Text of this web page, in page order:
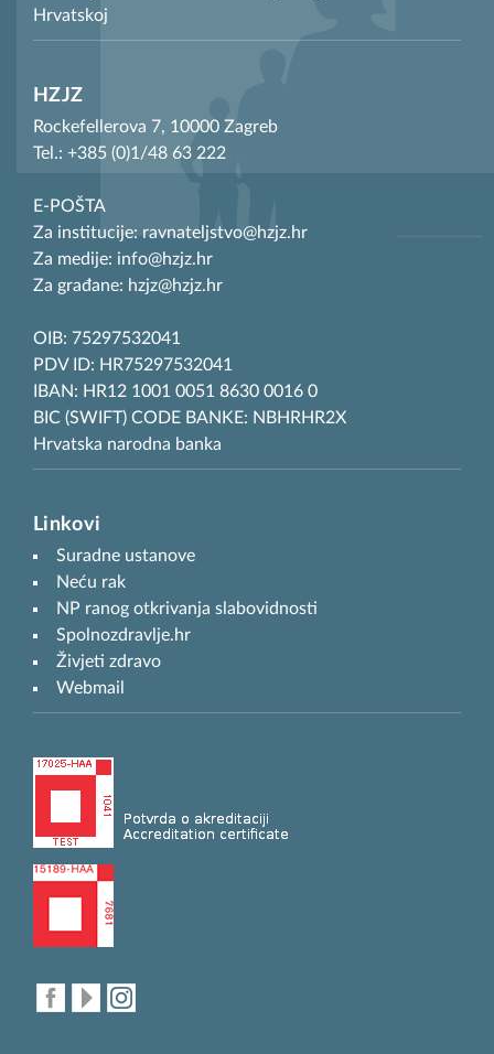
Hrvatskoj
HZJZ
Rockefellerova 7, 10000 Zagreb
Tel.: +385 (0)1/48 63 222
E-POŠTA
Za institucije: ravnateljstvo@hzjz.hr
Za medije: info@hzjz.hr
Za građane: hzjz@hzjz.hr
OIB: 75297532041
PDV ID: HR75297532041
IBAN: HR12 1001 0051 8630 0016 0
BIC (SWIFT) CODE BANKE: NBHRHR2X
Hrvatska narodna banka
Linkovi
Suradne ustanove
Neću rak
NP ranog otkrivanja slabovidnosti
Spolnozdravlje.hr
Živjeti zdravo
Webmail